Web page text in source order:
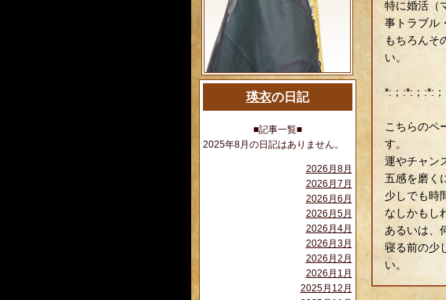
瑛衣の日記
■記事一覧■
2025年8月の日記はありません。
2026月8月
2026月7月
2026月6月
2026月5月
2026月4月
2026月3月
2026月2月
2026月1月
2025月12月
特に婚活（
事トラブル
もちろんそ
い。
*:；:*:；:*:
こちらのペ
す。
運やチャン
五感を磨く
少しでも時
なしかもし
あるいは、
寝る前の少
い。